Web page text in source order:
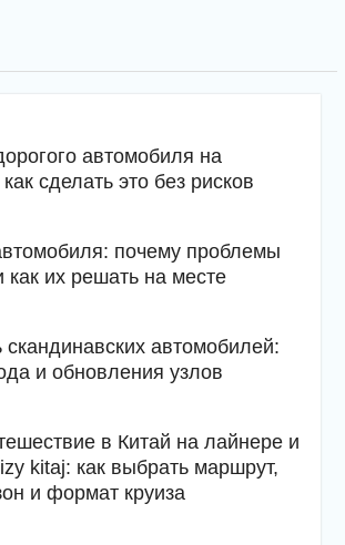
автомобиля на
сделать это без рисков
почему проблемы
как их решать на месте
автомобилей:
и обновления узлов
в Китай на лайнере и
kitaj: как выбрать маршрут,
и формат круиза